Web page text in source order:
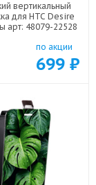
вертикальный
для HTC Desire
арт: 48079-22528
по акции
699 ₽